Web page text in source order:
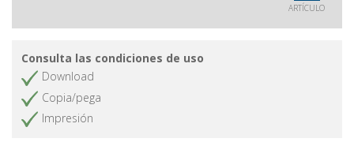
ARTÍCULO
Consulta las condiciones de uso
Download
Copia/pega
Impresión